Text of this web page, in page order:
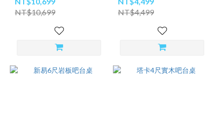
NT$10,699
NT$4,499